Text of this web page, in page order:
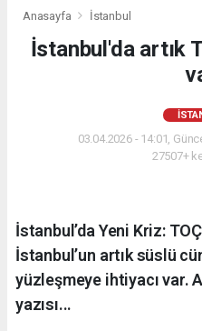
Anasayfa İstanbul
İstanbul'da artık
03.04.2026 - 14:01,
27507+
İstanbul’da Yeni Kriz:
İstanbul’un artık süslü
yüzleşmeye ihtiyacı var.
yazısı...